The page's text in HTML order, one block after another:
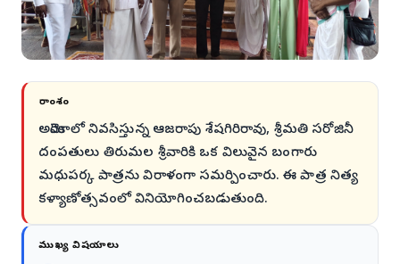
సారాంశం
అమెరికాలో నివసిస్తున్న ఆజరాపు శేషగిరిరావు, శ్రీమతి సరోజినీ
దంపతులు తిరుమల శ్రీవారికి ఒక విలువైన బంగారు
మధుపర్క పాత్రను విరాళంగా సమర్పించారు. ఈ పాత్ర నిత్య
కళ్యాణోత్సవంలో వినియోగించబడుతుంది.
ముఖ్య విషయాలు